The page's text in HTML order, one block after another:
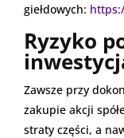
giełdowych:
Ryzyko
Zawsze przy
zakupie akcji
straty części, a